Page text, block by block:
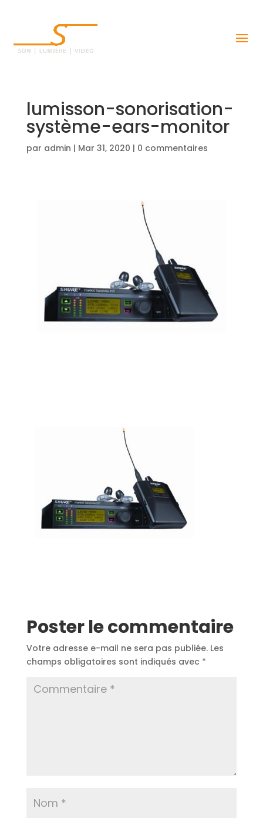
lumisson-sonorisation-
système-ears-monitor
par admin | Mar 31, 2020 | 0 commentaires
Poster le commentaire
Votre adresse e-mail ne sera pas publiée. Les
champs obligatoires sont indiqués avec *